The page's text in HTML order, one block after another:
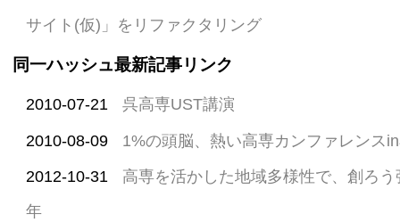
サイト(仮)」をリファクタリング
同一ハッシュ最新記事リンク
2010-07-21 呉高専UST講演
2010-08-09 1%の頭脳、熱い高専カンファレンス
2012-10-31
高専を活かした地域多様性で、創ろ
年